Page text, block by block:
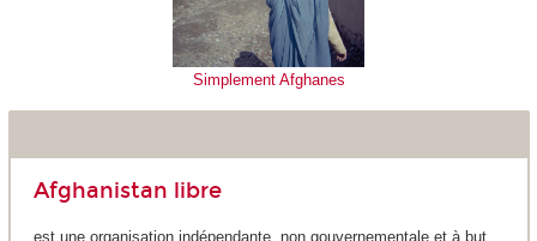
Simplement Afghanes
Afghanistan libre
est une organisation indépendante, non gouvernementale et à but